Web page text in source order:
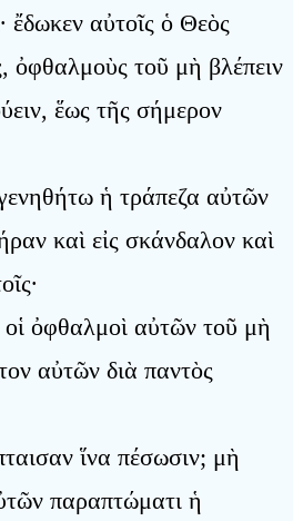
ἔδωκεν αὐτοῖς ὁ Θεὸς
ὀφθαλμοὺς τοῦ μὴ βλέπειν
ἕως τῆς σήμερον
ἡ τράπεζα αὐτῶν
καὶ εἰς σκάνδαλον καὶ
ὀφθαλμοὶ αὐτῶν τοῦ μὴ
αὐτῶν διὰ παντὸς
ἵνα πέσωσιν; μὴ
παραπτώματι ἡ